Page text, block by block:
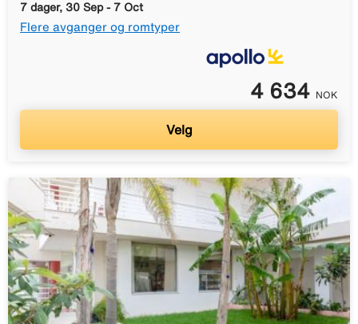
7 dager, 30 Sep - 7 Oct
Flere avganger og romtyper
4 634 NOK
Velg